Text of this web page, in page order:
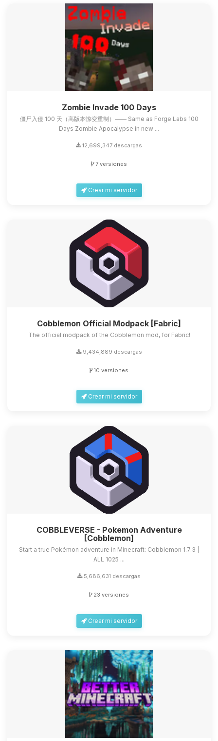
Zombie Invade 100 Days
僵尸入侵 100 天（高版本惊变重制）—— Same as Forge Labs 100
Days Zombie Apocalypse in new ...
12,699,347 descargas
7 versiones
Crear mi servidor
Cobblemon Official Modpack [Fabric]
The official modpack of the Cobblemon mod, for Fabric!
9,434,889 descargas
10 versiones
Crear mi servidor
COBBLEVERSE - Pokemon Adventure
[Cobblemon]
Start a true Pokémon adventure in Minecraft: Cobblemon 1.7.3 |
ALL 1025 ...
5,686,631 descargas
23 versiones
Crear mi servidor